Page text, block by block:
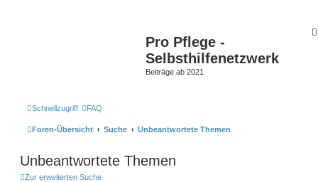
Pro Pflege -
Selbsthilfenetzwerk
Beiträge ab 2021
Schnellzugriff FAQ
Foren-Übersicht Suche Unbeantwortete Themen
Unbeantwortete Themen
Zur erweiterten Suche